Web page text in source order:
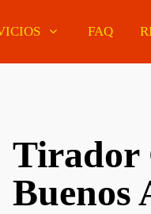
Pisos De Madera
Pisos Flotantes
Euroclick
FAQ
Tirador
Buenos